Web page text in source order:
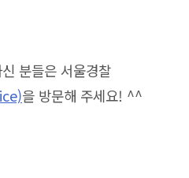
분들은 서울경찰
을 방문해 주세요! ^^